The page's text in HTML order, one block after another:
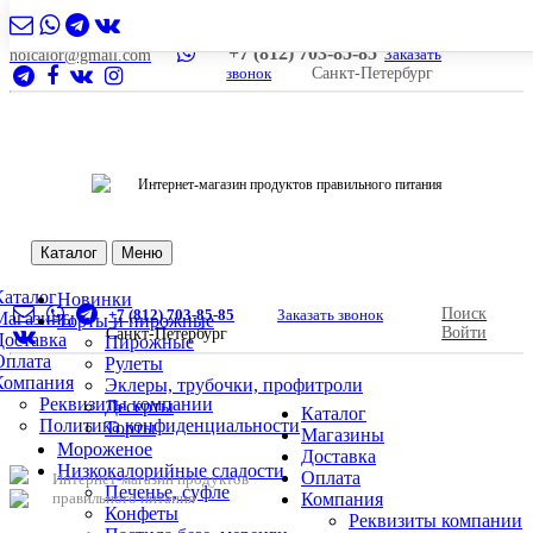
nolcalor@gmail.com +7 (812) 703-85-85 Заказать
звонок
Санкт-Петербург
Интернет-магазин продуктов правильного питания
Каталог Меню
Реквизиты компании
Политика конфиденциальности
Новинки
Торты и пирожные
Пирожные
Рулеты
Эклеры, трубочки, профитроли
Десерты
Торты
Мороженое
Низкокалорийные сладости
Печенье, суфле
Конфеты
+7 (812) 703-85-85
Заказать звонок
Санкт-Петербург
Поиск
Войти
Интернет-магазин продуктов
правильного питания
Каталог
Магазины
Доставка
Оплата
Компания
Реквизиты компании